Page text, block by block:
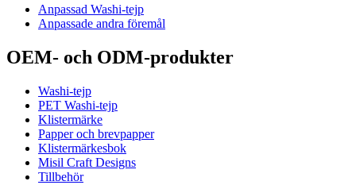
Anpassad Washi-tejp
Anpassade andra föremål
OEM- och ODM-produkter
Washi-tejp
PET Washi-tejp
Klistermärke
Papper och brevpapper
Klistermärkesbok
Misil Craft Designs
Tillbehör